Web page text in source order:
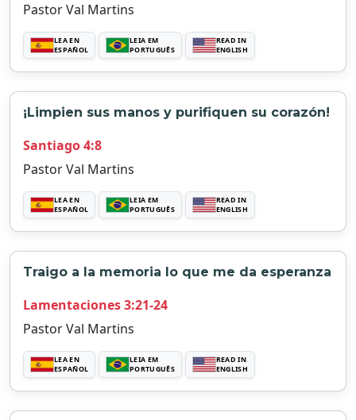
Pastor Val Martins
LEA EN
ESPAÑOL
LEIA EM
PORTUGUÊS
READ IN
ENGLISH
¡Limpien sus manos y purifiquen su corazón!
Santiago 4:8
Pastor Val Martins
LEA EN
ESPAÑOL
LEIA EM
PORTUGUÊS
READ IN
ENGLISH
Traigo a la memoria lo que me da esperanza
Lamentaciones 3:21-24
Pastor Val Martins
LEA EN
ESPAÑOL
LEIA EM
PORTUGUÊS
READ IN
ENGLISH